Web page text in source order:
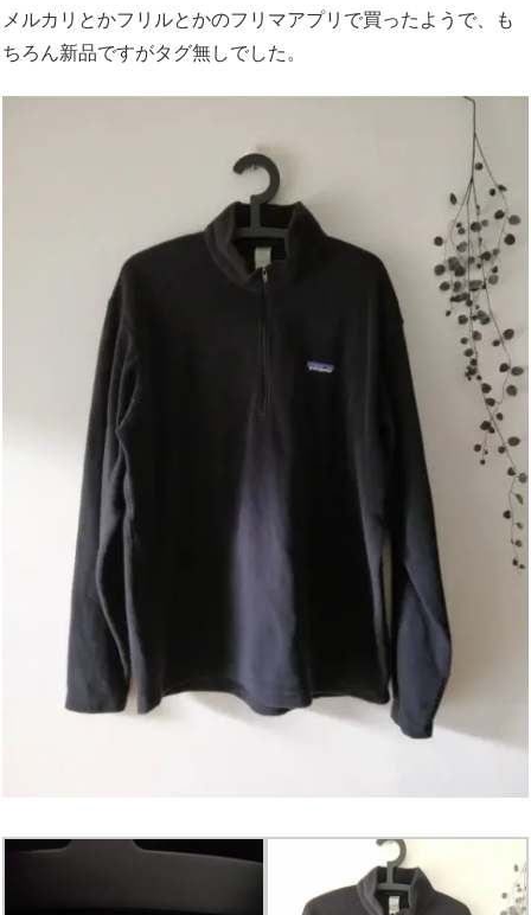
メルカリとかフリルとかのフリマアプリで買ったようで、も
ちろん新品ですがタグ無しでした。